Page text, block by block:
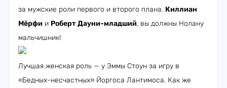
за мужские роли первого и второго плана. Киллиан
Мёрфи и Роберт Дауни-младший, вы должны Нолану
мальчишник!
Лучшая женская роль — у Эммы Стоун за игру в
«Бедных-несчастных» Йоргоса Лантимоса. Как же